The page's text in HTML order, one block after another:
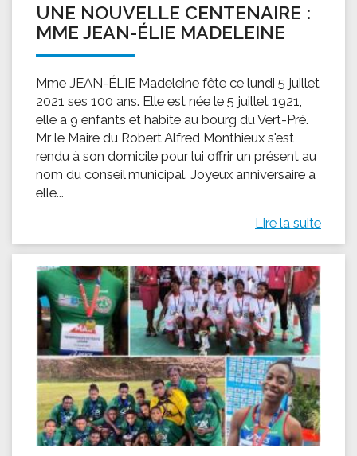
UNE NOUVELLE CENTENAIRE :
MME JEAN-ÉLIE MADELEINE
Mme JEAN-ÉLIE Madeleine fête ce lundi 5 juillet
2021 ses 100 ans. Elle est née le 5 juillet 1921,
elle a 9 enfants et habite au bourg du Vert-Pré.
Mr le Maire du Robert Alfred Monthieux s'est
rendu à son domicile pour lui offrir un présent au
nom du conseil municipal. Joyeux anniversaire à
elle...
Lire la suite